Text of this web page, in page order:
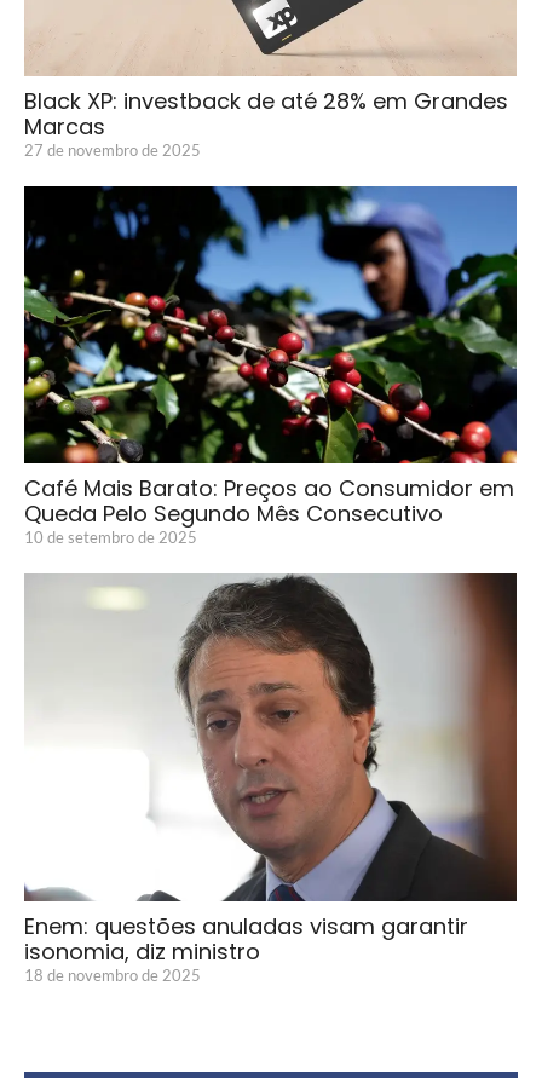
Black XP: investback de até 28% em Grandes
Marcas
27 de novembro de 2025
Café Mais Barato: Preços ao Consumidor em
Queda Pelo Segundo Mês Consecutivo
10 de setembro de 2025
Enem: questões anuladas visam garantir
isonomia, diz ministro
18 de novembro de 2025